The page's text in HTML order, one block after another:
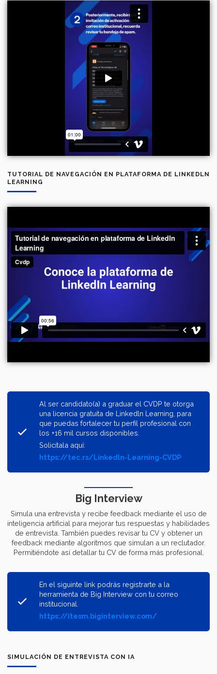
TUTORIAL DE NAVEGACIÓN EN PLATAFORMA DE LINKEDLN
LEARNING
Al ser candidato(a) a graduar el CVDP te otorga
una licencia gratuita de Linkedln Learning, para
que puedas fortalecer tu perfil profesional con
los +16 mil cursos disponibles.
Solicítala aquí:
https://tec.rs/Linkedln-Learning-CVDP
Big Interview
Simula una entrevista y recibe feedback mediante el uso de
inteligencia artificial para mejorar tus respuestas y habilidades
de entrevista. También puedes revisar tu CV y obtener un
feedback mediante algoritmos que simulan a un reclutador.
Permitiéndote así detallar tu CV de forma más profesional.
En el siguinte link podrás registrarte a la
herramienta de Big Interview con tu correo
institucional.
https://itesm.biginterview.com/
SIMULACIÓN DE ENTREVISTA CON IA